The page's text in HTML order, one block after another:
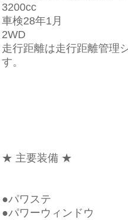
3200cc
車検28年1月
2WD
走行距離は走行距離管理
す。
★ 主要装備 ★
●パワステ
●パワーウィンドウ